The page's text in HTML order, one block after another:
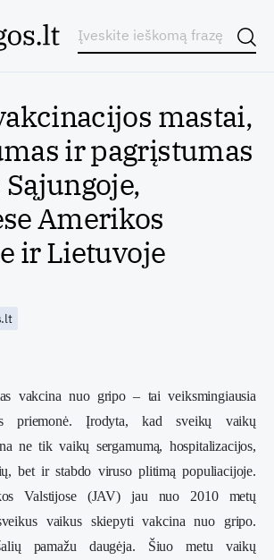
mastai,
ir pagrįstumas
Amerikos
ir Lietuvoje
vakcina nuo gripo – tai veiksmingiausia
priemonė. Įrodyta, kad sveikų vaikų
ne tik vaikų sergamumą, hospitalizacijos,
bet ir stabdo viruso plitimą populiacijoje.
Valstijose (JAV) jau nuo 2010 metų
vaikus skiepyti vakcina nuo gripo.
pamažu daugėja. Šiuo metu vaikų